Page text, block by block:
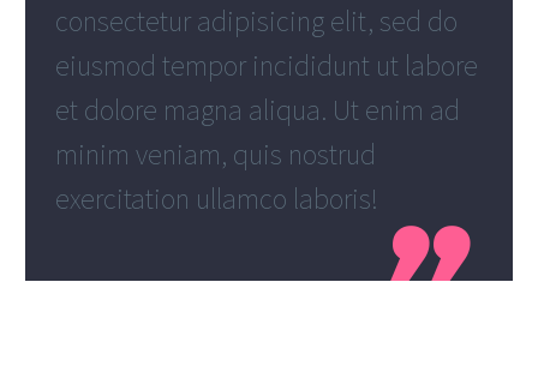
consectetur adipisicing elit, sed do
eiusmod tempor incididunt ut labore
et dolore magna aliqua. Ut enim ad
minim veniam, quis nostrud
exercitation ullamco laboris!
